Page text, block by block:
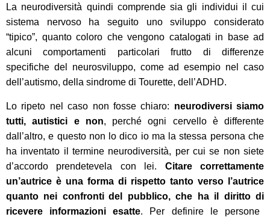
La neurodiversità quindi comprende sia gli individui il cui
sistema nervoso ha seguito uno sviluppo considerato
“tipico”, quanto coloro che vengono catalogati in base ad
alcuni comportamenti particolari frutto di differenze
specifiche del neurosviluppo, come ad esempio nel caso
dell’autismo, della sindrome di Tourette, dell’ADHD.
Lo ripeto nel caso non fosse chiaro: neurodiversi siamo
tutti, autistici e non, perché ogni cervello è differente
dall’altro, e questo non lo dico io ma la stessa persona che
ha inventato il termine neurodiversità, per cui se non siete
d’accordo prendetevela con lei. Citare correttamente
un’autrice è una forma di rispetto tanto verso l’autrice
quanto nei confronti de l pubblico, che ha il dirittodi
ricevere informazioniesatte. Per definire le persone